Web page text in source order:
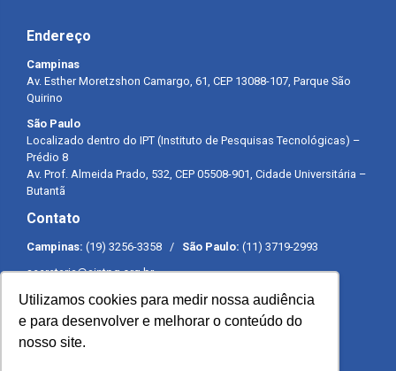
Utilizamos cookies para medir nossa audiência
e para desenvolver e melhorar o conteúdo do
nosso site.
Endereço
Campinas
Av. Esther Moretzshon Camargo, 61, CEP 13088-107, Parque São
Quirino
São Paulo
Localizado dentro do IPT (Instituto de Pesquisas Tecnológicas) –
Prédio 8
Av. Prof. Almeida Prado, 532, CEP 05508-901, Cidade Universitária –
Butantã
Contato
Campinas: (19) 3256-3358 / São Paulo: (11) 3719-2993
secretaria@sintpq.org.br
Expediente
Segunda a sexta-feira das 8h às 17h